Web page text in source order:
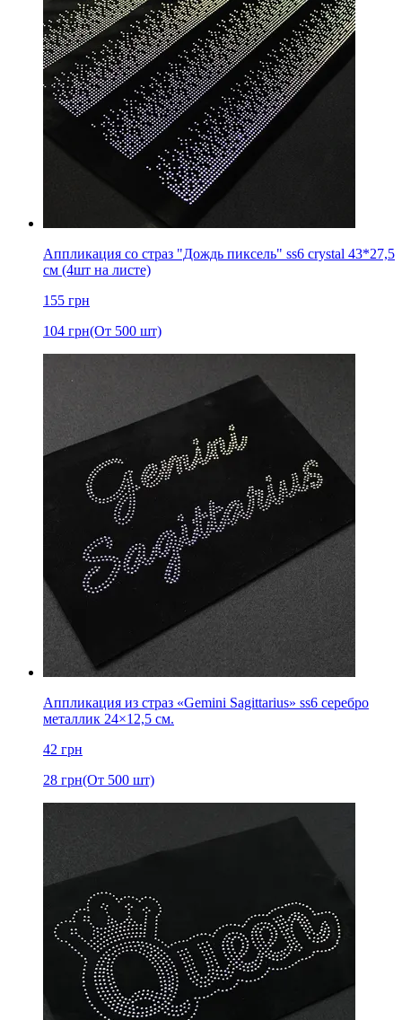
Аппликация со страз "Дождь пиксель" ss6 crystal 43*27,5
см (4шт на листе)
155 грн
104 грн(От 500 шт)
Аппликация из страз «Gemini Sagittarius» ss6 серебро
металлик 24×12,5 см.
42 грн
28 грн(От 500 шт)